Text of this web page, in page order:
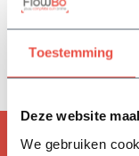
Toestemming
Deze website
We gebruiken
Delen
ACCESSOIRES